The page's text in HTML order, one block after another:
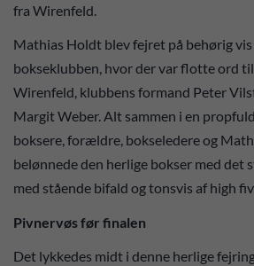
fra Wirenfeld.
Mathias Holdt blev fejret på behørig
bokseklubben, hvor der var flotte ord
Wirenfeld, klubbens formand Peter
Margit Weber. Alt sammen i en
boksere, forældre, bokseledere og
belønnede den herlige bokser med det
med stående bifald og tonsvis af high
Pivnervøs før finalen
Det lykkedes midt i denne herlige